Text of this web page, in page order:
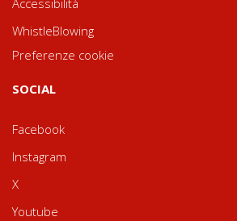
Accessibilità
WhistleBlowing
Preferenze cookie
SOCIAL
Facebook
Instagram
X
Youtube